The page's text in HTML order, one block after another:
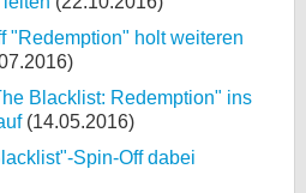
"Redemption" holt weiteren
Blacklist: Redemption" ins
(14.05.2016)
Spin-Off dabei